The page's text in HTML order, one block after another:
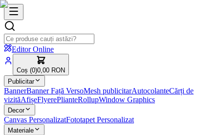
Editor Online
Coș (0)0,00 RON
Publicitar
BannerBanner Față VersoMesh publicitarAutocolanteCărți de
vizităAfișeFlyerePlianteRollupWindow Graphics
Decor
Canvas PersonalizatFototapet Personalizat
Materiale